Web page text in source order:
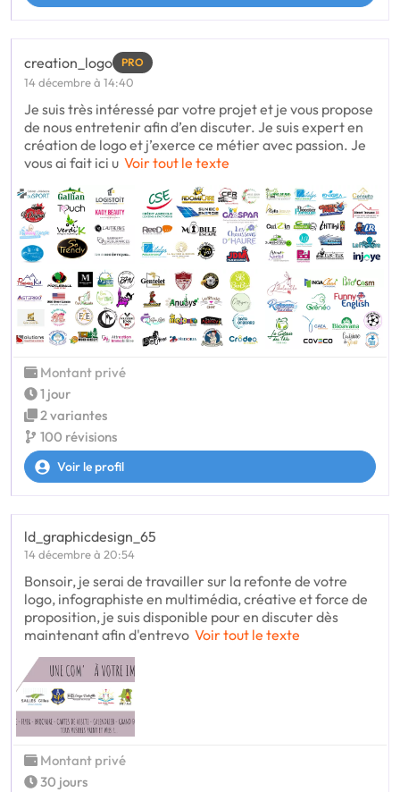
creation_logo PRO
14 décembre à 14:40
Je suis très intéressé par votre projet et je vous propose
de nous entretenir afin d’en discuter. Je suis expert en
création de logo et j’exerce ce métier avec passion. Je
vous ai fait ici u Voir tout le texte
Montant privé
1 jour
2 variantes
100 révisions
Voir le profil
ld_graphicdesign_65
14 décembre à 20:54
Bonsoir, je serai de travailler sur la refonte de votre
logo, infographiste en multimédia, créative et force de
proposition, je suis disponible pour en discuter dès
maintenant afin d'entrevo Voir tout le texte
Montant privé
30 jours